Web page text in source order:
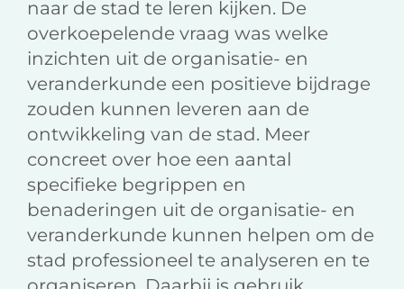
naar de stad te leren kijken. De
overkoepelende vraag was welke
inzichten uit de organisatie- en
veranderkunde een positieve bijdrage
zouden kunnen leveren aan de
ontwikkeling van de stad. Meer
concreet over hoe een aantal
specifieke begrippen en
benaderingen uit de organisatie- en
veranderkunde kunnen helpen om de
stad professioneel te analyseren en te